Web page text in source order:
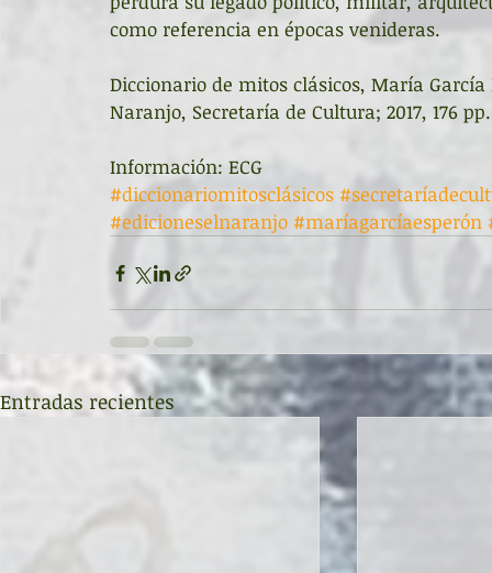
como referencia en épocas venideras.
Diccionario de mitos clásicos, María
Naranjo, Secretaría de Cultura; 2017, 176 pp.
Información: ECG
#diccionariomitosclásicos
#edicioneselnaranjo #maríagarcíaesperón
Entradas recientes